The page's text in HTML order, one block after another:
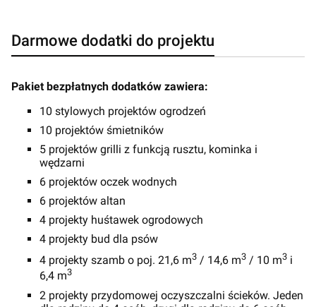
Darmowe dodatki do projektu
Pakiet bezpłatnych dodatków zawiera:
10 stylowych projektów ogrodzeń
10 projektów śmietników
5 projektów grilli z funkcją rusztu, kominka i
wędzarni
6 projektów oczek wodnych
6 projektów altan
4 projekty huśtawek ogrodowych
4 projekty bud dla psów
4 projekty szamb o poj. 21,6 m3 / 14,6 m3 / 10 m3 i
6,4 m3
2 projekty przydomowej oczyszczalni ścieków. Jeden